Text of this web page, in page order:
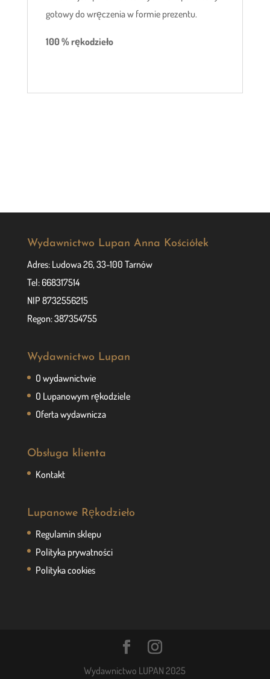
gotowy do wręczenia w formie prezentu.
100 % rękodzieło
Wydawnictwo Lupan Anna Kościółek
Adres: Ludowa 26, 33-100 Tarnów
Tel: 668317514
NIP 8732556215
Regon: 387354755
Wydawnictwo Lupan
O wydawnictwie
O Lupanowym rękodziele
Oferta wydawnicza
Obsługa klienta
Kontakt
Lupanowe Rękodzieło
Regulamin sklepu
Polityka prywatności
Polityka cookies
Wydawnictwo LUPAN 2025